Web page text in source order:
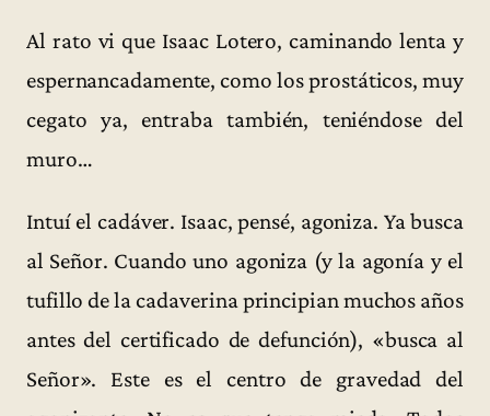
Al rato vi que Isaac Lotero, caminando lenta y
espernancadamente, como los prostáticos, muy
cegato ya, entraba también, teniéndose del
muro…
Intuí el cadáver. Isaac, pensé, agoniza. Ya busca
al Señor. Cuando uno agoniza (y la agonía y el
tufillo de la cadaverina principian muchos años
antes del certificado de defunción), «busca al
Señor». Este es el centro de gravedad del